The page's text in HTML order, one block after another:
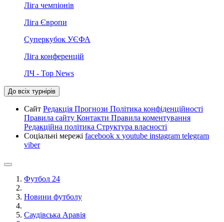
Ліга чемпіонів
Ліга Європи
Суперкубок УЄФА
Ліга конференцій
ЛЧ - Top News
До всіх турнірів
Сайт Редакція Прогнози Політика конфіденційності
Правила сайту Контакти Правила коментування
Редакційна політика Структура власності
Соціальні мережі facebook x youtube instagram telegram
viber
Футбол 24
Новини футболу
Саудівська Аравія